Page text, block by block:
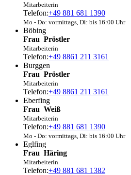
Mitarbeiterin
Telefon:+49 881 681 1390
Mo - Do: vormittags, Di: bis 16:00 Uhr
Böbing
Frau Pröstler
Mitarbeiterin
Telefon:+49 8861 211 3161
Burggen
Frau Pröstler
Mitarbeiterin
Telefon:+49 8861 211 3161
Eberfing
Frau Weiß
Mitarbeiterin
Telefon:+49 881 681 1390
Mo - Do: vormittags, Di: bis 16:00 Uhr
Eglfing
Frau Häring
Mitarbeiterin
Telefon:+49 881 681 1382